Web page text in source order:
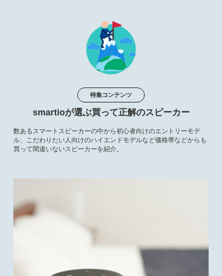
特集コンテンツ
smartioが選ぶ買って正解のスピーカー
数あるスマートスピーカーの中から初心者向けのエントリーモデ
ル、こだわりたい人向けのハイエンドモデルなど価格帯などからも
買って間違いないスピーカーを紹介。